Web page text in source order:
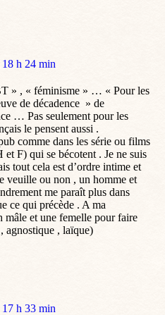
h 24 min
» , « féminisme » … « Pour les
de décadence » de
… Pas seulement pour les
le pensent aussi .
comme dans les série ou films
F) qui se bécotent . Je ne suis
tout cela est d’ordre intime et
veuille ou non , un homme et
me paraît plus dans
ce qui précède . A ma
mâle et une femelle pour faire
agnostique , laïque)
h 33 min